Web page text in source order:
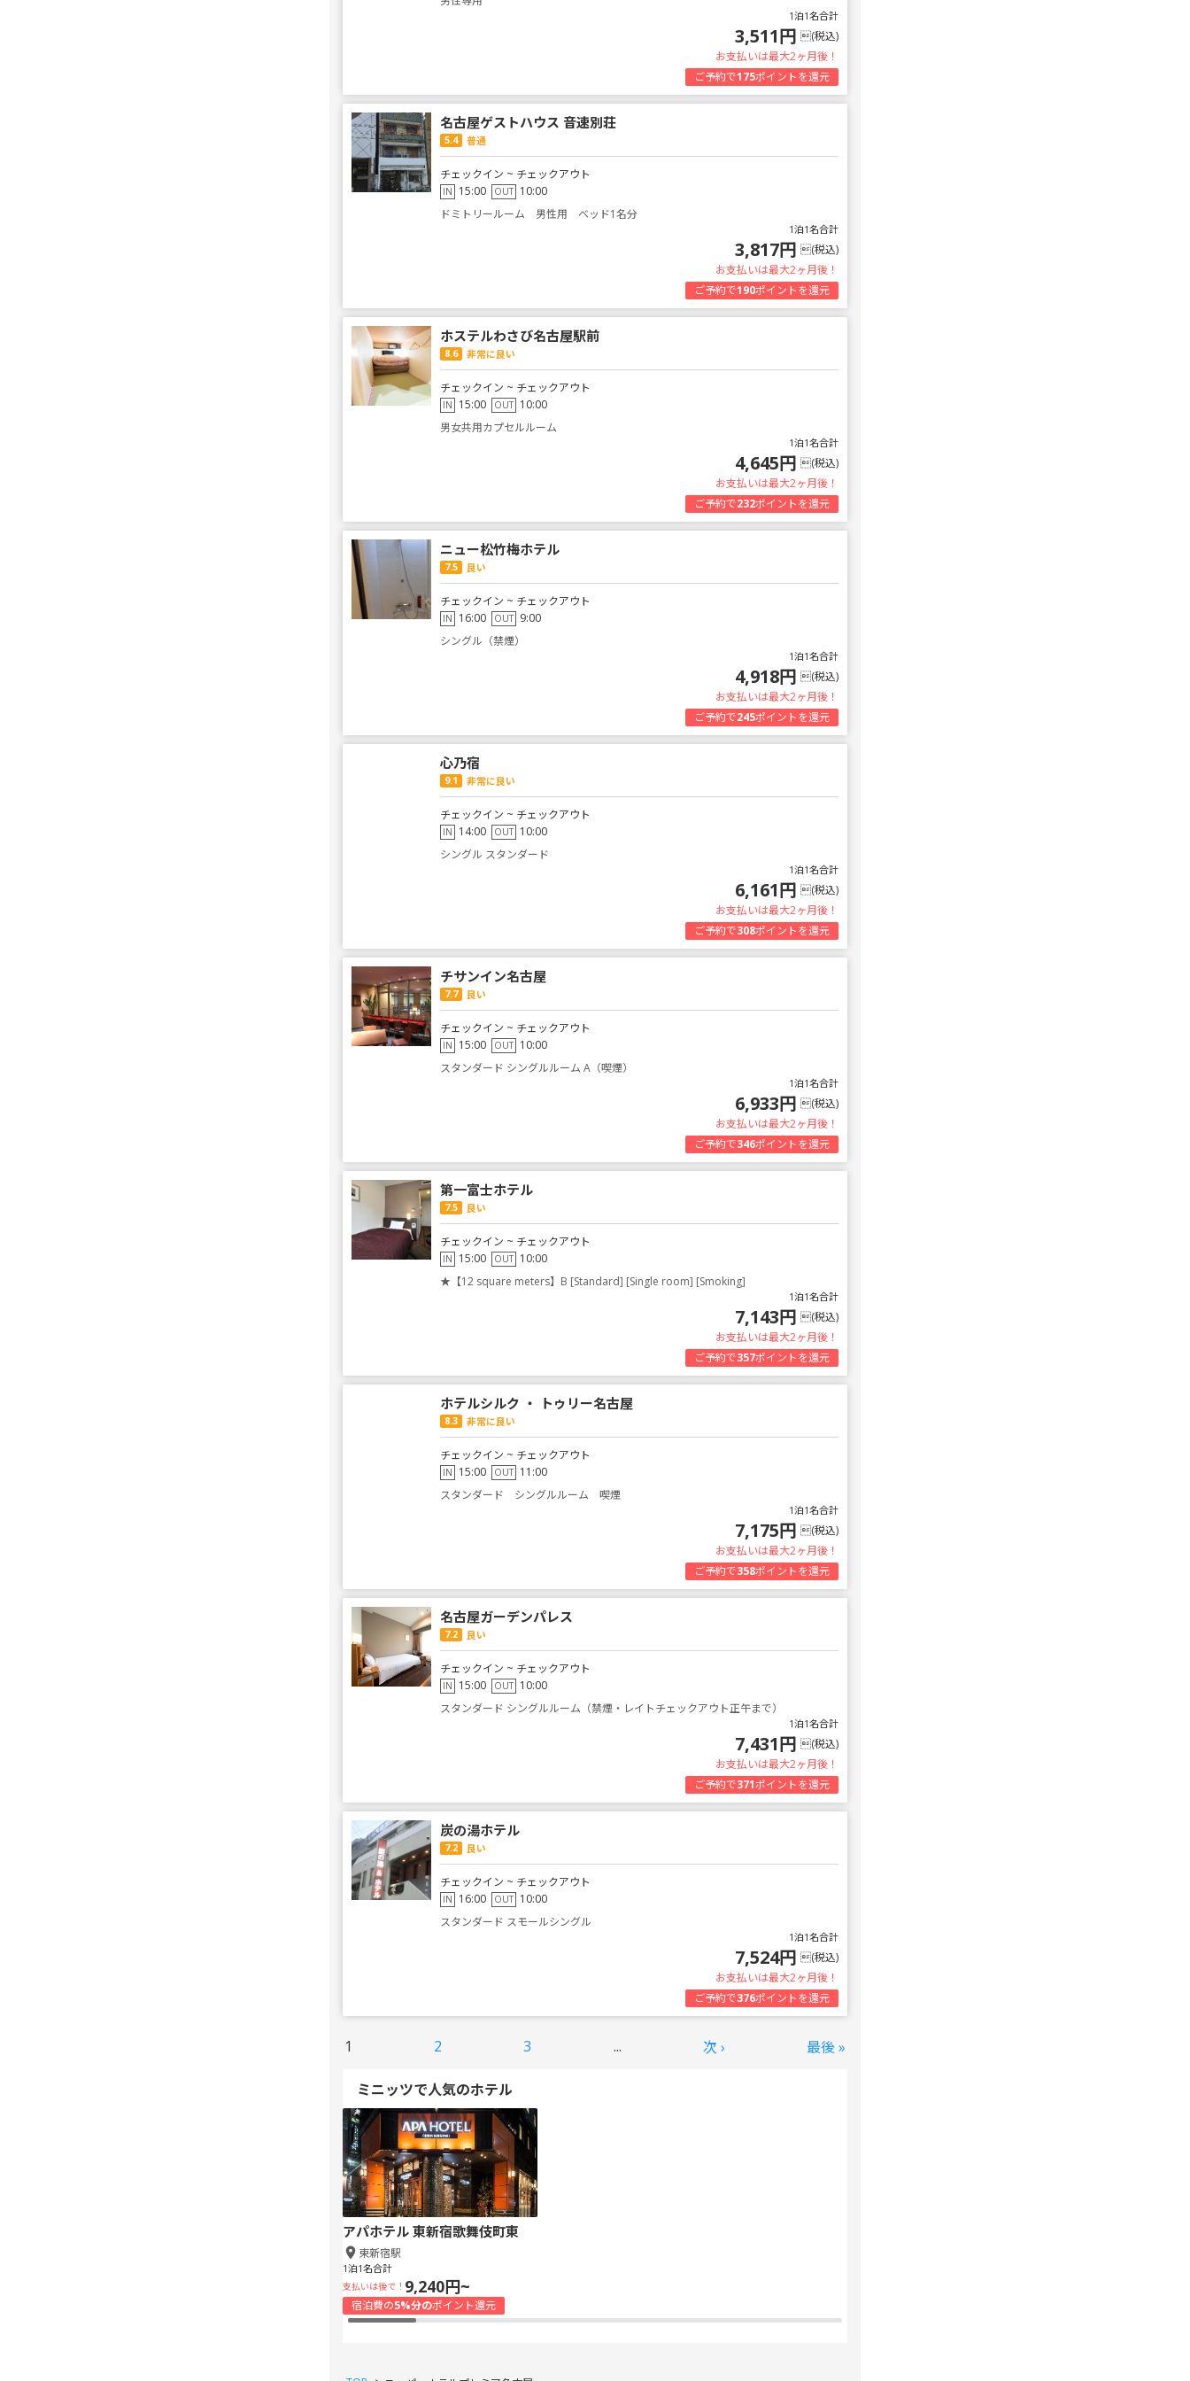
1泊1名合計
3,511円 (税込)
お支払いは最大2ヶ月後！
ご予約で175ポイントを還元
名古屋ゲストハウス 音速別荘
5.4 普通
チェックイン ~ チェックアウト
IN 15:00 OUT 10:00
ドミトリールーム 男性用 ベッド1名分
1泊1名合計
3,817円 (税込)
お支払いは最大2ヶ月後！
ご予約で190ポイントを還元
ホステルわさび名古屋駅前
8.6 非常に良い
チェックイン ~ チェックアウト
IN 15:00 OUT 10:00
男女共用カプセルルーム
1泊1名合計
4,645円 (税込)
お支払いは最大2ヶ月後！
ご予約で232ポイントを還元
ニュー松竹梅ホテル
7.5 良い
チェックイン ~ チェックアウト
IN 16:00 OUT 9:00
シングル（禁煙）
1泊1名合計
4,918円 (税込)
お支払いは最大2ヶ月後！
ご予約で245ポイントを還元
心乃宿
9.1 非常に良い
チェックイン ~ チェックアウト
IN 14:00 OUT 10:00
シングル スタンダード
1泊1名合計
6,161円 (税込)
お支払いは最大2ヶ月後！
ご予約で308ポイントを還元
チサンイン名古屋
7.7 良い
チェックイン ~ チェックアウト
IN 15:00 OUT 10:00
スタンダード シングルルーム A（喫煙）
1泊1名合計
6,933円 (税込)
お支払いは最大2ヶ月後！
ご予約で346ポイントを還元
第一富士ホテル
7.5 良い
チェックイン ~ チェックアウト
IN 15:00 OUT 10:00
★【12 square meters】B [Standard] [Single room] [Smoking]
1泊1名合計
7,143円 (税込)
お支払いは最大2ヶ月後！
ご予約で357ポイントを還元
ホテルシルク ・ トゥリー名古屋
8.3 非常に良い
チェックイン ~ チェックアウト
IN 15:00 OUT 11:00
スタンダード シングルルーム 喫煙
1泊1名合計
7,175円 (税込)
お支払いは最大2ヶ月後！
ご予約で358ポイントを還元
名古屋ガーデンパレス
7.2 良い
チェックイン ~ チェックアウト
IN 15:00 OUT 10:00
スタンダード シングルルーム（禁煙・レイトチェックアウト正午まで）
1泊1名合計
7,431円 (税込)
お支払いは最大2ヶ月後！
ご予約で371ポイントを還元
炭の湯ホテル
7.2 良い
チェックイン ~ チェックアウト
IN 16:00 OUT 10:00
スタンダード スモールシングル
1泊1名合計
7,524円 (税込)
お支払いは最大2ヶ月後！
ご予約で376ポイントを還元
1 2 3 ... 次 › 最後 »
ミニッツで人気のホテル
アパホテル 東新宿歌舞伎町東
東新宿駅
1泊1名合計
支払いは後で！ 9,240円~
宿泊費の5%分のポイント還元